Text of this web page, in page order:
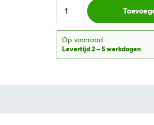
was:
€50,53.
is:
Op voorraad
Levertijd 2 – 5 werkdagen